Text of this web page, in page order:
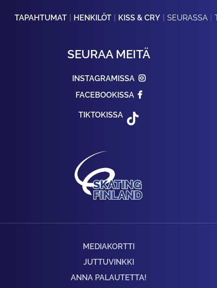
TAPAHTUMAT HENKILÖT KISS & CRY SEURASSA
SEURAA MEITÄ
INSTAGRAMISSA
FACEBOOKISSA
TIKTOKISSA
MEDIAKORTTI
JUTTUVINKKI
ANNA PALAUTETTA!